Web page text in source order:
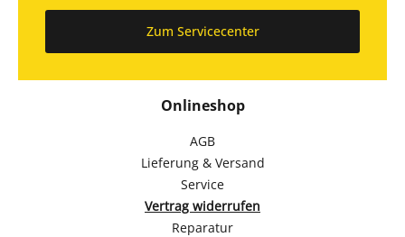
Onlineshop
AGB
Lieferung & Versand
Service
Vertrag widerrufen
Reparatur
Zum Servicecenter